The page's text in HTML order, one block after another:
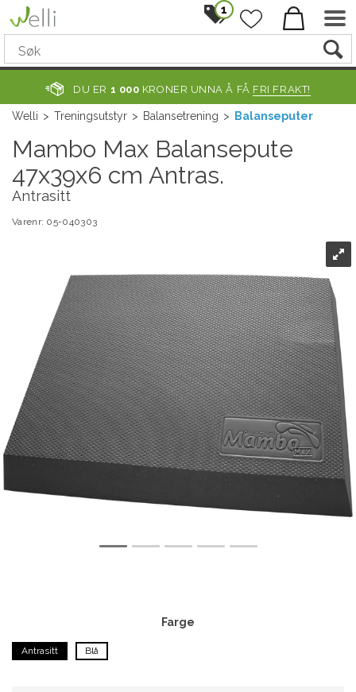
1
DU ER 1 000 KRONER UNNA Å FÅ FRI FRAKT!
Welli>Treningsutstyr> Balansetrening> Balanseputer
Mambo Max Balansepute
47x39x6 cm Antras.
Antrasitt
Varenr: 05-040303
Farge
Antrasitt Blå